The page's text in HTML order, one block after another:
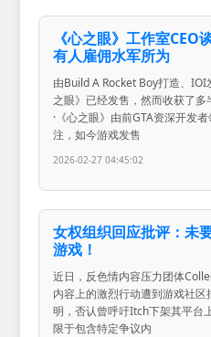
《心之眼》工作室CEO
有人雇佣水军所为
由Build A Rocket Boy打造、
之眼》已经发售，然而收获了多
·《心之眼》由前GTA资深开发
注，如今游戏发售
2026-02-27 04:45:02
女权组织回应批评：未
游戏！
近日，反色情内容压力团体
内容上的激烈行动遭到游戏社
明，否认曾呼吁Itch下架其平台
限于包含特定争议内